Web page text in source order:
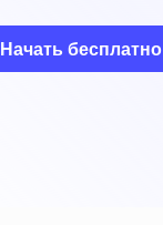
Начать бесплатно